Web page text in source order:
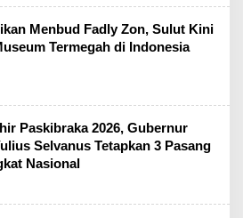
Menbud Fadly Zon, Sulut Kini
Termegah di Indonesia
Paskibraka 2026, Gubernur
Selvanus Tetapkan 3 Pasang
Nasional